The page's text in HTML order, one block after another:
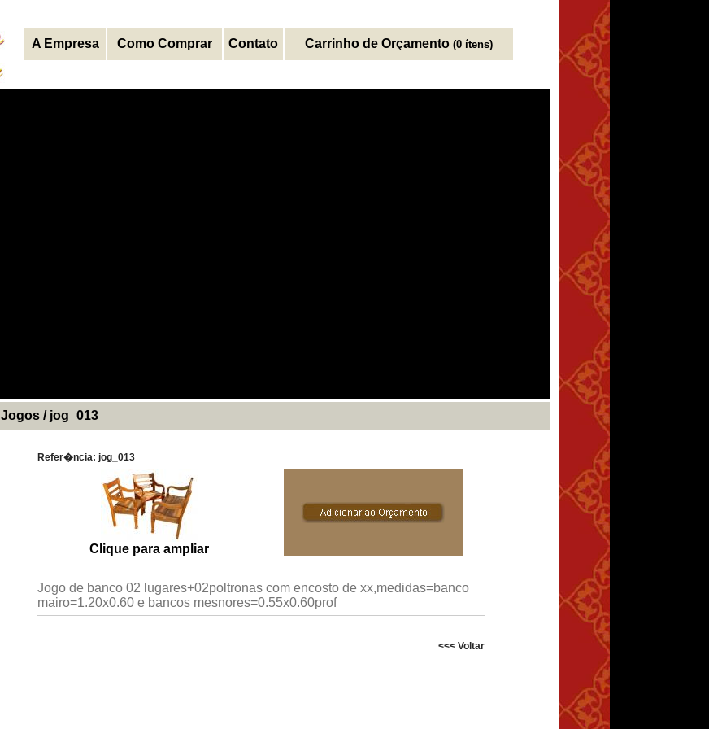
A Empresa Como Comprar Contato Carrinho de Orçamento (0 ítens)
Jogos / jog_013
Refer�ncia: jog_013
Clique para ampliar
Jogo de banco 02 lugares+02poltronas com encosto de xx,medidas=banco
mairo=1.20x0.60 e bancos mesnores=0.55x0.60prof
<<< Voltar